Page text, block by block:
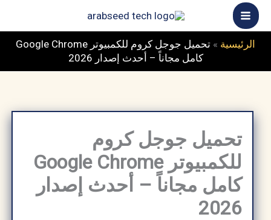
الرئيسية»
تحميل جوجل كروم للكمبيوتر Google Chrome
كامل مجاناً – أحدث إصدار 2026
تحميل جوجل كروم
للكمبيوتر Google Chrome
كامل مجاناً – أحدث إصدار
2026